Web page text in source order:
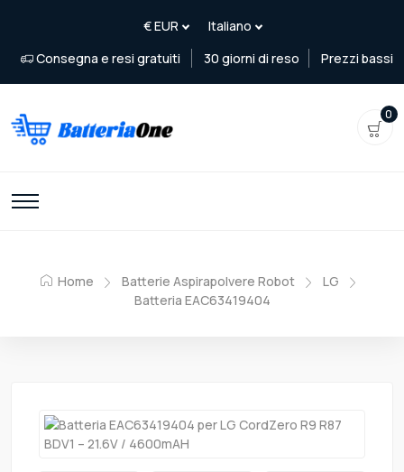
Consegna e resi gratuiti 30 giorni di reso Prezzi bassi
0
Home Batterie Aspirapolvere Robot
LG
Batteria EAC63419404